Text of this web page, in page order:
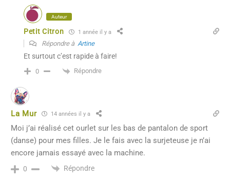
Auteur
Petit Citron 1 année il y a
Répondre à Artine
Et surtout c’est rapide à faire!
0 Répondre
La Mur 14 années il y a
Moi j’ai réalisé cet ourlet sur les bas de pantalon de sport
(danse) pour mes filles. Je le fais avec la surjeteuse je n’ai
encore jamais essayé avec la machine.
0 Répondre